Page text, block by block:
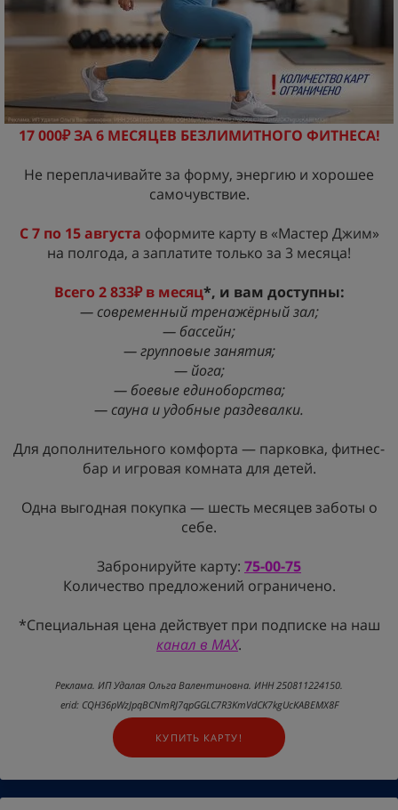
17 000₽ ЗА 6 МЕСЯЦЕВ БЕЗЛИМИТНОГО ФИТНЕСА!
Не переплачивайте за форму, энергию и хорошее
самочувствие.
С 7 по 15 августа оформите карту в «Мастер Джим»
на полгода, а заплатите только за 3 месяца!
Всего 2 833₽ в месяц*, и вам доступны:
— современный тренажёрный зал;
— бассейн;
— групповые занятия;
— йога;
— боевые единоборства;
— сауна и удобные раздевалки.
Для дополнительного комфорта — парковка, фитнес-
бар и игровая комната для детей.
Одна выгодная покупка — шесть месяцев заботы о
себе.
Забронируйте карту: 75-00-75
Количество предложений ограничено.
*Специальная цена действует при подписке на наш
канал в MAX.
Реклама. ИП Удалая Ольга Валентиновна. ИНН 250811224150.
erid: CQH36pWzJpqBCNmRJ7qpGGLC7R3KmVdCK7kgUcKABEMX8F
КУПИТЬ КАРТУ!